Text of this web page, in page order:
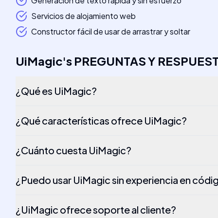
Servicios de alojamiento web
Constructor fácil de usar de arrastrar y soltar
UiMagic's PREGUNTAS Y
¿Qué es UiMagic?
¿Qué características ofrece UiMagic?
¿Cuánto cuesta UiMagic?
¿Puedo usar UiMagic sin experiencia en
¿UiMagic ofrece soporte al cliente?